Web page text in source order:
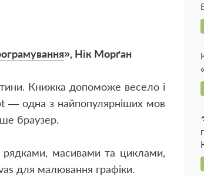
», Нік Морґан
Книжка допоможе весело і
— одна з найпопулярніших мов
браузер.
рядками, масивами та циклами,
для малювання графіки.